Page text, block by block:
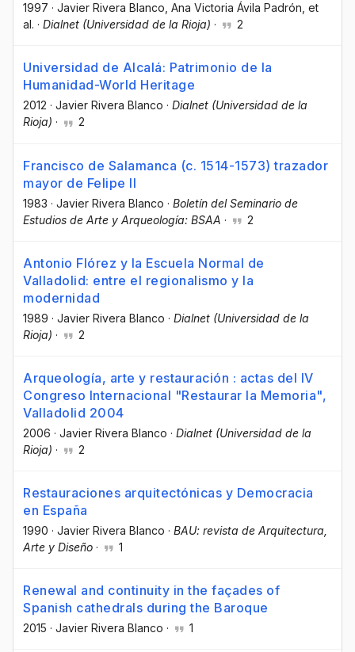
1997 · Javier Rivera Blanco , Ana Victoria Ávila Padrón , et
al. · Dialnet (Universidad de la Rioja) · 2
Universidad de Alcalá: Patrimonio de la
Humanidad-World Heritage
2012 · Javier Rivera Blanco · Dialnet (Universidad de la
Rioja) · 2
Francisco de Salamanca (c. 1514-1573) trazador
mayor de Felipe II
1983 · Javier Rivera Blanco · Boletín del Seminario de
Estudios de Arte y Arqueología: BSAA · 2
Antonio Flórez y la Escuela Normal de
Valladolid: entre el regionalismo y la
modernidad
1989 · Javier Rivera Blanco · Dialnet (Universidad de la
Rioja) · 2
Arqueología, arte y restauración : actas del IV
Congreso Internacional "Restaurar la Memoria",
Valladolid 2004
2006 · Javier Rivera Blanco · Dialnet (Universidad de la
Rioja) · 2
Restauraciones arquitectónicas y Democracia
en España
1990 · Javier Rivera Blanco · BAU: revista de Arquitectura,
Arte y Diseño · 1
Renewal and continuity in the façades of
Spanish cathedrals during the Baroque
2015 · Javier Rivera Blanco · 1